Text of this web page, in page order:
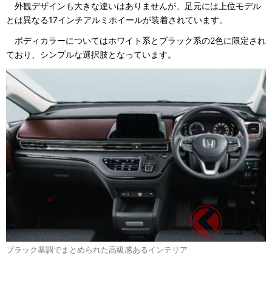
外観デザインも大きな違いはありませんが、足元には上位モデル
とは異なる17インチアルミホイールが装着されています。
ボディカラーについてはホワイト系とブラック系の2色に限定され
ており、シンプルな選択肢となっています。
ブラック基調でまとめられた高級感あるインテリア